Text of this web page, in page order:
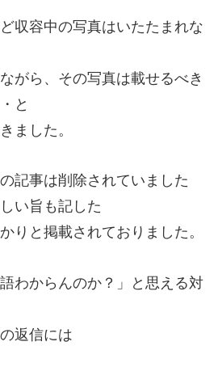
収容中の写真はいたたまれな
がら、その写真は載せるべき
と
ました。
記事は削除されていました
い旨も記した
りと掲載されておりました。
わからんのか？」と思える対
返信には